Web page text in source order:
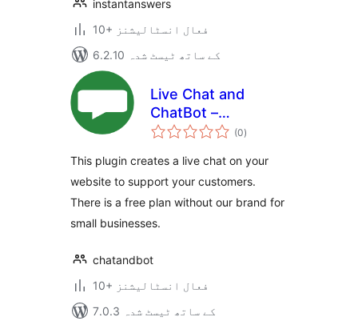
instantanswers
10+ فعال انسٹالیشنز
6.2.10 کے ساتھ ٹیسٹ شدہ
Live Chat and
ChatBot –
ChatAndBot (0مجموعی
درجہ
)
This plugin creates a live chat on your
website to support your customers.
There is a free plan without our brand for
small businesses.
chatandbot
10+ فعال انسٹالیشنز
7.0.3 کے ساتھ ٹیسٹ شدہ